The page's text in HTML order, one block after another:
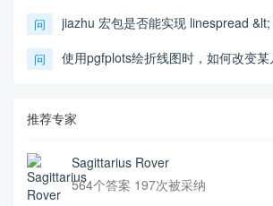
问 jiazhu 宏包是否能实现 linespread &lt;
问 使用pgfplots绘折线图时，如何改变某
推荐专家
Sagittarius Rover
564个答案 197次被采纳